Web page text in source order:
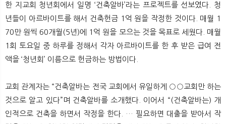
한 지교회 청년회에서 일명 ‘건축알바’라는 프로젝트를 선보였다. 청
년들이 아르바이트를 해서 건축헌금 1억 원을 작정한 것이다. 매월 1
70만 원씩 60개월(5년)에 1억 원을 모으는 것을 목표로 세웠다. 매월
1회 토요일 중 하루를 정해서 각자 아르바이트를 한 후 받은 급여 전
액을 ‘청년회’ 이름으로 헌금하는 방법이다.
교회 관계자는 “건축알바는 전국 교회에서 유일하게 ○○교회만 하는
것으로 알고 있다”며 건축알바를 소개했다. 이어서 “(건축알바는) 개
인적으로 건축을 하면서 작정을 한다. … 필요하면 대출을 받아서 작